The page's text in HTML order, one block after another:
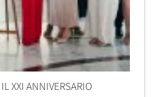
XXI ANNIVERSARIO